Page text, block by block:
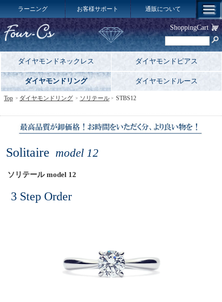
ラーニング お客様サポート 通販について
ダイヤモンドネックレス ダイヤモンドピアス
ダイヤモンドリング ダイヤモンドルース
Solitaire model 12
ソリテール model 12
3 Step Order
Top ダイヤモンドリング ソリテール STBS12
ShoppingCart